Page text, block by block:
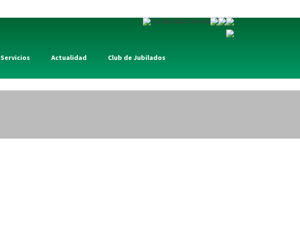
Consultar Correo
Servicios Actualidad
Club de Jubilados